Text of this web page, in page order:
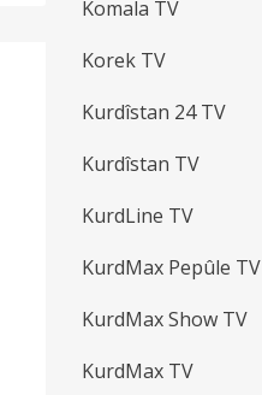
Komala TV
Korek TV
Kurdîstan 24 TV
Kurdîstan TV
KurdLine TV
KurdMax Pepûle TV
KurdMax Show TV
KurdMax TV